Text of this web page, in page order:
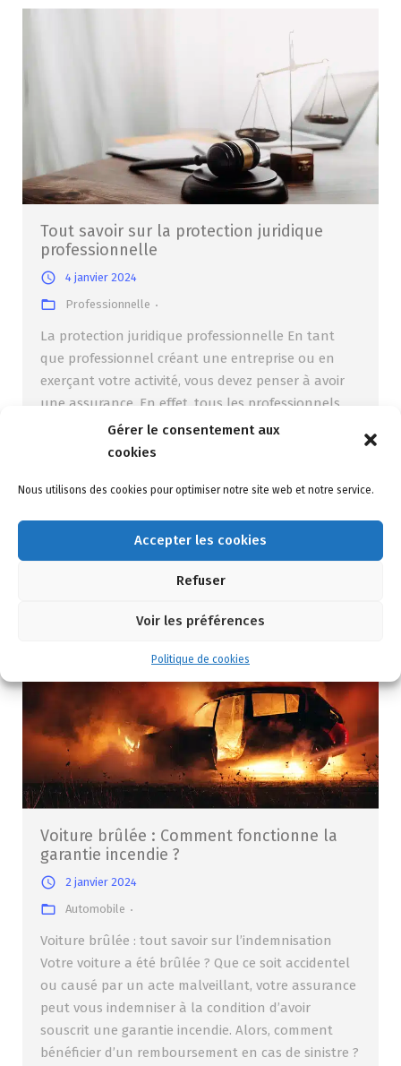
Gérer le consentement aux
cookies
Nous utilisons des cookies pour optimiser notre site web et notre service.
Accepter les cookies
Refuser
Voir les préférences
Politique de cookies
Tout savoir sur la protection juridique
professionnelle
4 janvier 2024
Professionnelle
La protection juridique professionnelle En tant
que professionnel créant une entreprise ou en
exerçant votre activité, vous devez penser à avoir
une assurance. En effet, tous les professionnels
s’exposent à plusieurs risques au quotidien. Ces
risques sont notamment des litiges juridiques ou
l’assurance responsabilité civile professionnelle, la
Voiture brûlée : Comment fonctionne la
garantie incendie ?
2 janvier 2024
Automobile
Voiture brûlée : tout savoir sur l’indemnisation
Votre voiture a été brûlée ? Que ce soit accidentel
ou causé par un acte malveillant, votre assurance
peut vous indemniser à la condition d’avoir
souscrit une garantie incendie. Alors, comment
bénéficier d’un remboursement en cas de sinistre ?